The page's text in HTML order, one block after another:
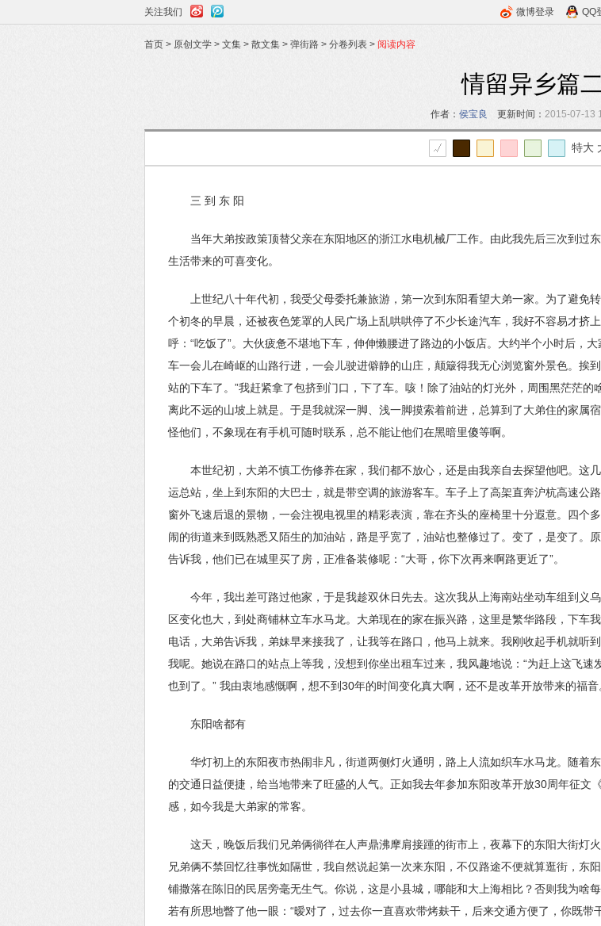
关注我们 微博登录 QQ
首页 > 原创文学 > 文集 > 散文集 > 弹街路 > 分卷列表 > 阅读内容
情留异乡篇
作者： 侯宝良 更新时间： 2015-07-13
特大
三 到 东 阳
当年大弟按政策顶替父亲在东阳地区的浙江水电机械厂工作。由此我先后三次到过
生活带来的可喜变化。
上世纪八十年代初，我受父母委托兼旅游，第一次到东阳看望大弟一家。为了避免
个初冬的早晨，还被夜色笼罩的人民广场上乱哄哄停了不少长途汽车，我好不容易才挤
呼：“吃饭了”。大伙疲惫不堪地下车，伸伸懒腰进了路边的小饭店。大约半个小时后，
车一会儿在崎岖的山路行进，一会儿驶进僻静的山庄，颠簸得我无心浏览窗外景色。挨
站的下车了。”我赶紧拿了包挤到门口，下了车。咳！除了油站的灯光外，周围黑茫茫
离此不远的山坡上就是。于是我就深一脚、浅一脚摸索着前进，总算到了大弟住的家属
怪他们，不象现在有手机可随时联系，总不能让他们在黑暗里傻等啊。
本世纪初，大弟不慎工伤修养在家，我们都不放心，还是由我亲自去探望他吧。这
运总站，坐上到东阳的大巴士，就是带空调的旅游客车。车子上了高架直奔沪杭高速公
窗外飞速后退的景物，一会注视电视里的精彩表演，靠在齐头的座椅里十分遐意。四个
闹的街道来到既熟悉又陌生的加油站，路是乎宽了，油站也整修过了。变了，是变了。
告诉我，他们已在城里买了房，正准备装修呢：“大哥，你下次再来啊路更近了”。
今年，我出差可路过他家，于是我趁双休日先去。这次我从上海南站坐动车组到义
区变化也大，到处商铺林立车水马龙。大弟现在的家在振兴路，这里是繁华路段，下车
电话，大弟告诉我，弟妹早来接我了，让我等在路口，他马上就来。我刚收起手机就听
我呢。她说在路口的站点上等我，没想到你坐出租车过来，我风趣地说：“为赶上这飞
也到了。” 我由衷地感慨啊，想不到30年的时间变化真大啊，还不是改革开放带来的福音
东阳啥都有
华灯初上的东阳夜市热闹非凡，街道两侧灯火通明，路上人流如织车水马龙。随着
的交通日益便捷，给当地带来了旺盛的人气。正如我去年参加东阳改革开放30周年征文
感，如今我是大弟家的常客。
这天，晚饭后我们兄弟俩徜徉在人声鼎沸摩肩接踵的街市上，夜幕下的东阳大街灯
兄弟俩不禁回忆往事恍如隔世，我自然说起第一次来东阳，不仅路途不便就算逛街，东
铺撒落在陈旧的民居旁毫无生气。你说，这是小县城，哪能和大上海相比？否则我为啥
若有所思地瞥了他一眼：“暧对了，过去你一直喜欢带烤麸干，后来交通方便了，你既